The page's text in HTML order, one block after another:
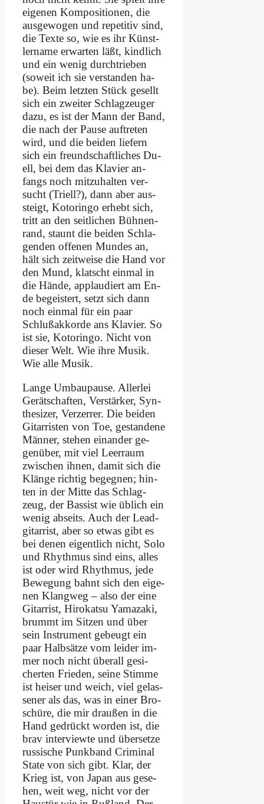
ei­ge­nen Kom­po­si­tio­nen, die
aus­ge­wo­gen und re­pe­ti­tiv sind,
die Tex­te so, wie es ihr Künst­
ler­na­me er­war­ten läßt, kind­lich
und ein we­nig durch­trie­ben
(so­weit ich sie ver­stan­den ha­
be). Beim letz­ten Stück ge­sellt
sich ein zwei­ter Schlag­zeu­ger
da­zu, es ist der Mann der Band,
die nach der Pau­se auf­tre­ten
wird, und die bei­den lie­fern
sich ein freund­schaft­li­ches Du­
ell, bei dem das Kla­vier an­
fangs noch mit­zu­hal­ten ver­
sucht (Tri­ell?), dann aber aus­
steigt, Ko­torin­go er­hebt sich,
tritt an den seit­li­chen Büh­nen­
rand, staunt die bei­den Schla­
gen­den of­fe­nen Mun­des an,
hält sich zeit­wei­se die Hand vor
den Mund, klatscht ein­mal in
die Hän­de, ap­plau­diert am En­
de be­gei­stert, setzt sich dann
noch ein­mal für ein paar
Schluß­ak­kor­de ans Kla­vier. So
ist sie, Ko­torin­go. Nicht von
die­ser Welt. Wie ih­re Mu­sik.
Wie al­le Mu­sik.
Lan­ge Um­bau­pau­se. Al­ler­lei
Ge­rät­schaf­ten, Ver­stär­ker, Syn­
the­si­zer, Ver­zer­rer. Die bei­den
Gi­tar­ri­sten von Toe, ge­stan­de­ne
Män­ner, ste­hen ein­an­der ge­
gen­über, mit viel Leer­raum
zwi­schen ih­nen, da­mit sich die
Klän­ge rich­tig be­geg­nen; hin­
ten in der Mit­te das Schlag­
zeug, der Bas­sist wie üb­lich ein
we­nig ab­seits. Auch der Lead­
gi­tar­rist, aber so et­was gibt es
bei de­nen ei­gent­lich nicht, So­lo
und Rhyth­mus sind eins, al­les
ist oder wird Rhyth­mus, je­de
Be­we­gung bahnt sich den ei­ge­
nen Klang­weg – al­so der ei­ne
Gi­tar­rist, Hi­ro­katsu Yama­za­ki,
brummt im Sit­zen und über
sein In­stru­ment ge­beugt ein
paar Halb­sät­ze vom lei­der im­
mer noch nicht über­all ge­si­
cher­ten Frie­den, sei­ne Stim­me
ist hei­ser und weich, viel ge­las­
se­ner als das, was in ei­ner Bro­
schü­re, die mir drau­ßen in die
Hand ge­drückt wor­den ist, die
brav in­ter­view­te und über­set­ze
rus­si­sche Punk­band Cri­mi­nal
Sta­te von sich gibt. Klar, der
Krieg ist, von Ja­pan aus ge­se­
hen, weit weg, nicht vor der